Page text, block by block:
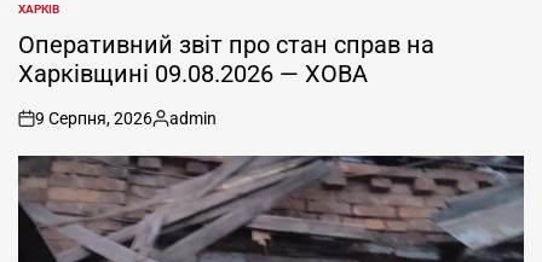
ОПУБЛІКУВАТИ
У
ХАРКІВ
Оперативний звіт про стан справ на
Харківщині 09.08.2026 — ХОВА
on
9 Серпня, 2026
Опубліковано
admin